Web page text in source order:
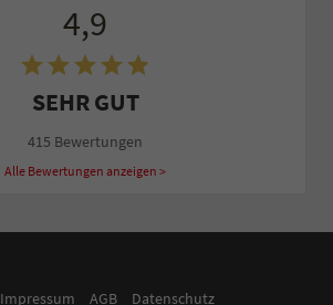
4,9
SEHR GUT
415 Bewertungen
Alle Bewertungen anzeigen >
Impressum AGB Datenschutz